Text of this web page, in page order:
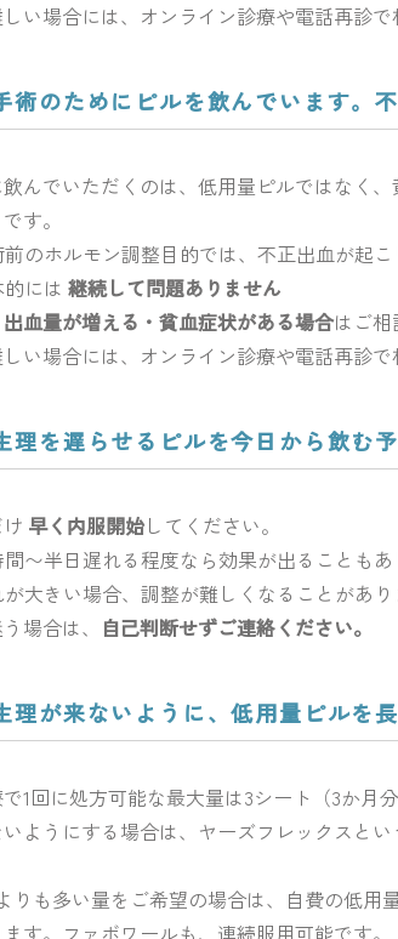
い場合には、オンライン診療や電話再診で
術のためにピルを飲んでいます。
んでいただくのは、低用量ピルではなく
す。
のホルモン調整目的では、不正出血が起こ
には 継続して問題ありません
出血量が増える・貧血症状がある場合はご相
い場合には、オンライン診療や電話再診で
理を遅らせるピルを今日から飲む
早く内服開始してください。
〜半日遅れる程度なら効果が出ることもあ
大きい場合、調整が難しくなることがあり
場合は、 自己判断せずご連絡ください。
理が来ないように、低用量ピルを
1回に処方可能な最大量は3シート（3か月
ようにする場合は、ヤーズフレックスとい
りも多い量をご希望の場合は、自費の低用
す。ファボワールも、連続服用可能です。